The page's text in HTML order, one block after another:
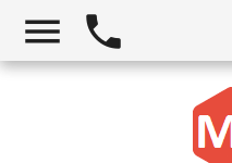
 